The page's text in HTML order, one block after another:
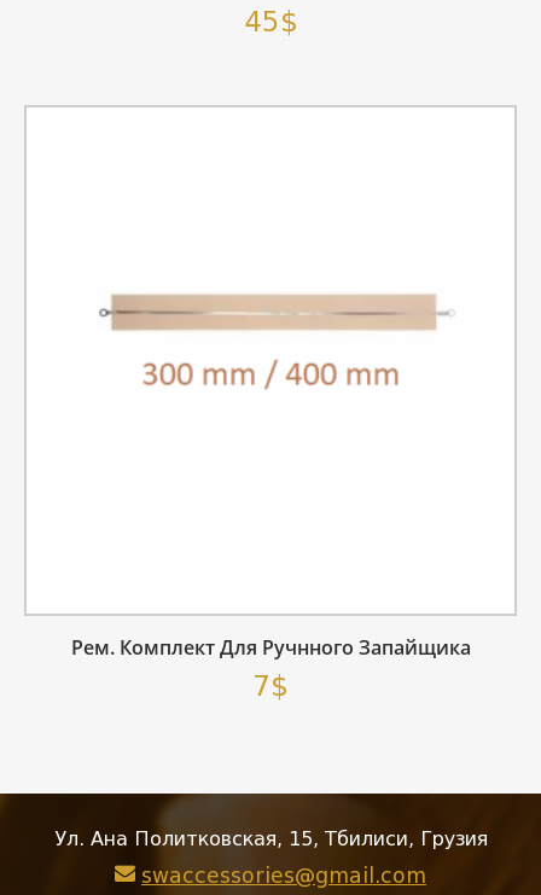
45$
Рем. Комплект Для Ручнного Запайщика
7$
Ул. Ана Политковская, 15, Тбилиси, Грузия
swaccessories@gmail.com